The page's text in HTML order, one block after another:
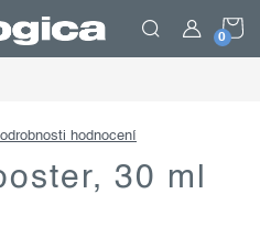
hodnocení
30 ml